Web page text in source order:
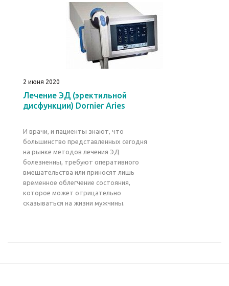
2 июня 2020
Лечение ЭД (эректильной
дисфункции) Dornier Aries
И врачи, и пациенты знают, что
большинство представленных сегодня
на рынке методов лечения ЭД
болезненны, требуют оперативного
вмешательства или приносят лишь
временное облегчение состояния,
которое может отрицательно
сказываться на жизни мужчины.